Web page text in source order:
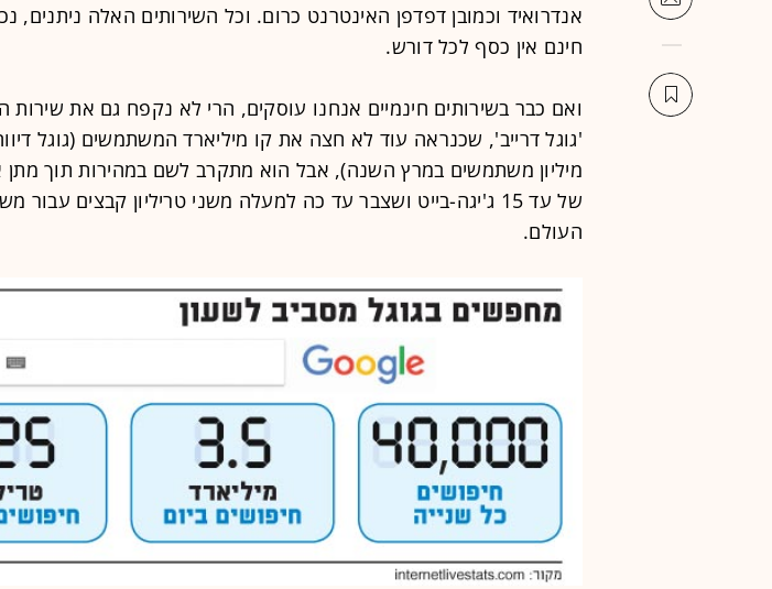
אנדרואיד וכמובן דפדפן האינטרנט כרום. וכל השירותים האלה ניתנים,
חינם אין כסף לכל דורש.
ואם כבר בשירותים חינמיים אנחנו עוסקים, הרי לא נקפח גם את שירות
מיליון משתמשים במרץ השנה), אבל הוא מתקרב לשם במהירות תוך מתן
של עד 15 ג'יגה-בייט ושצבר עד כה למעלה משני טריליון קבצים עבור
העולם.